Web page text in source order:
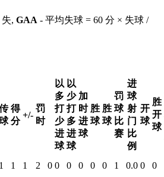
失, GAA - 平均失球 = 60 分 × 失球 /
得
分
+/-
罚
时
以
多
打
少
进
球
以
少
打
多
进
球
加
时
进
球
胜
球
胜
球
罚
球
比
赛
进
球
射
门
比
例
开
球
胜
开
球
1 1 1 2 0 0 0 0 0 0 1 0.0 0 0